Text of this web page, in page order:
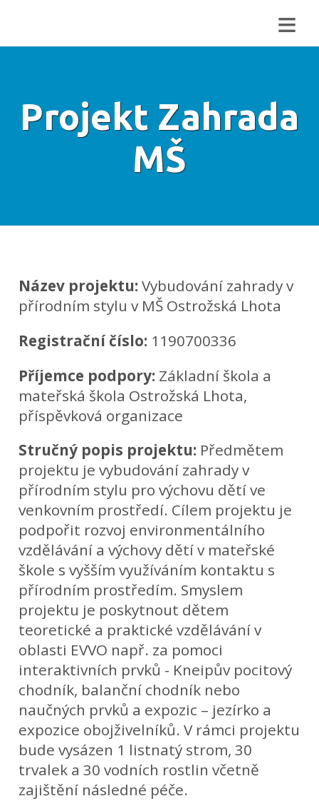
≡
Projekt Zahrada
MŠ
Název projektu: Vybudování zahrady v
přírodním stylu v MŠ Ostrožská Lhota
Registrační číslo: 1190700336
Příjemce podpory: Základní škola a
mateřská škola Ostrožská Lhota,
příspěvková organizace
Stručný popis projektu: Předmětem
projektu je vybudování zahrady v
přírodním stylu pro výchovu dětí ve
venkovním prostředí. Cílem projektu je
podpořit rozvoj environmentálního
vzdělávání a výchovy dětí v mateřské
škole s vyšším využíváním kontaktu s
přírodním prostředím. Smyslem
projektu je poskytnout dětem
teoretické a praktické vzdělávání v
oblasti EVVO např. za pomoci
interaktivních prvků - Kneipův pocitový
chodník, balanční chodník nebo
naučných prvků a expozic – jezírko a
expozice obojživelníků. V rámci projektu
bude vysázen 1 listnatý strom, 30
trvalek a 30 vodních rostlin včetně
zajištění následné péče.